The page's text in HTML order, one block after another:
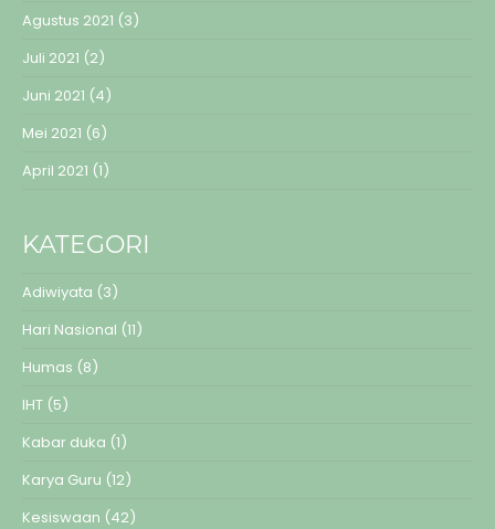
Agustus 2021 (3)
Juli 2021 (2)
Juni 2021 (4)
Mei 2021 (6)
April 2021 (1)
KATEGORI
Adiwiyata (3)
Hari Nasional (11)
Humas (8)
IHT (5)
Kabar duka (1)
Karya Guru (12)
Kesiswaan (42)